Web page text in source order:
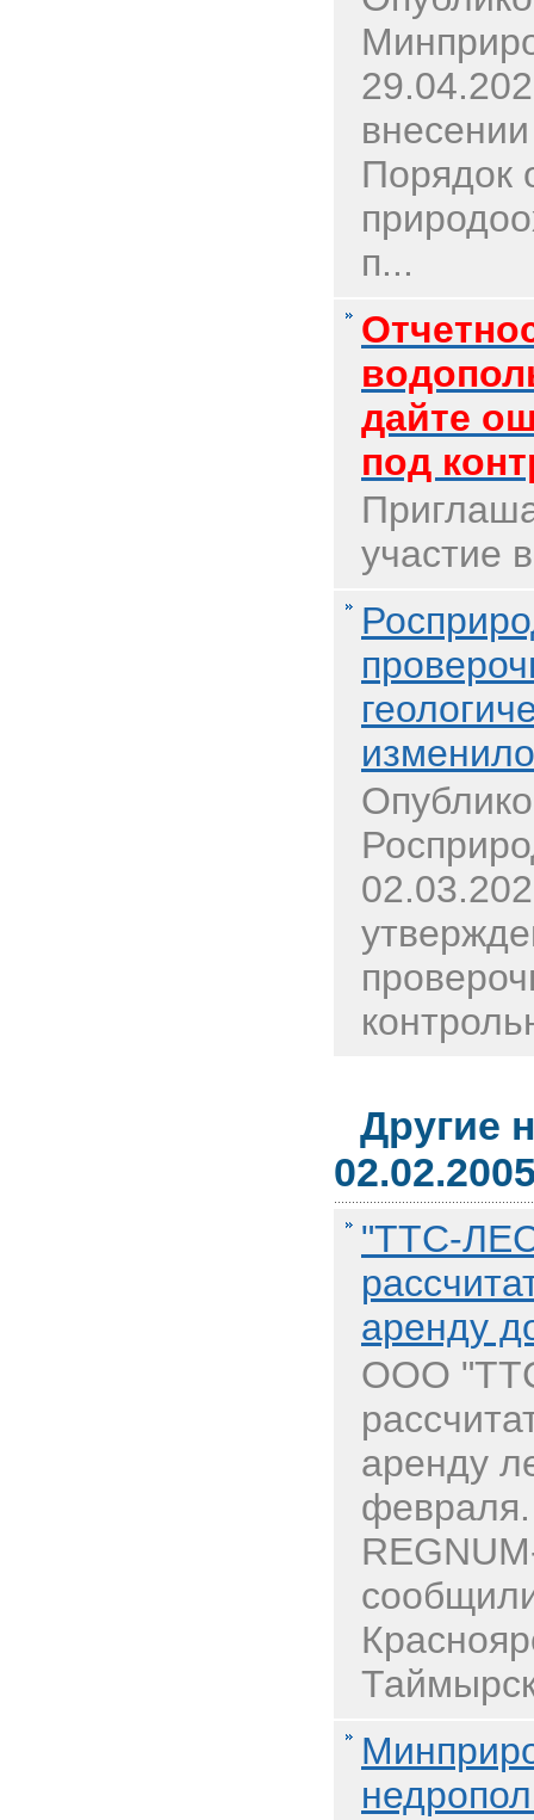
Порядок
п...
дайте
под
участие в
Другие
"ТТС-
аренду
ООО
аренду